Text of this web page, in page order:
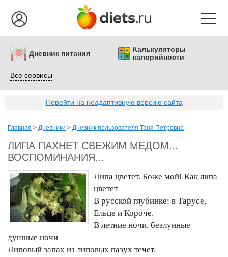
Дневник питания
Калькуляторы
калорийности
Все сервисы
Перейти на неадаптивную версию сайта
Главная > Дневники > Дневник пользователя Таня Петровна
ЛИПА ПАХНЕТ СВЕЖИМ МЕДОМ...
ВОСПОМИНАНИЯ...
Липа цветет. Боже мой! Как липа
цветет
В русской глубинке: в Тарусе,
Ельце и Короче.
В летние ночи, безлунные
душные ночи
Липовый запах из липовых пазух течет.